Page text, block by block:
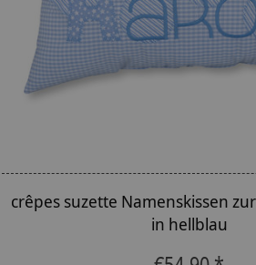
crêpes suzette Namenskissen
in hellblau